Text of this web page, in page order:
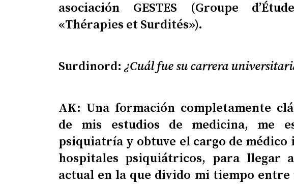
asociación GESTES (Groupe
«Thérapies et Surdités»).
Surdinord: ¿Cuál fue su carrera
AK: Una formación completamente
de mis estudios de medicina, me
psiquiatría y obtuve el cargo de médico
hospitales psiquiátricos, para llegar
actual en la que divido mi tiempo entre